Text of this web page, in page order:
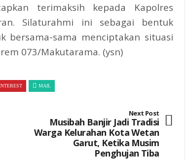
terimaksih kepada Kapolres
Silaturahmi ini sebagai bentuk
bersama-sama menciptakan situasi
073/Makutarama. (ysn)
MAIL
Next Post
Musibah Banjir Jadi Tradisi
Warga Kelurahan Kota Wetan
Garut, Ketika Musim
Penghujan Tiba